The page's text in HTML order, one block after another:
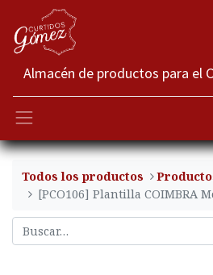
Almacén de productos para el
Todos los productos
[PCO106] ​Plantilla COIMBRA